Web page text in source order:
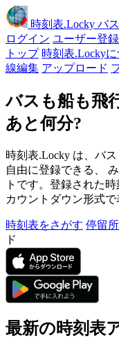
時刻表.Locky バ
ログイン ユーザー登録
トップ 時刻表.Lockyに
線編集 アップロード
バスも船も飛
あと何分?
時刻表.Locky は、バ
自由に登録できる、
トです。登録された
カウントダウン形式で
時刻表をさがす 停留
ド
最新の時刻表